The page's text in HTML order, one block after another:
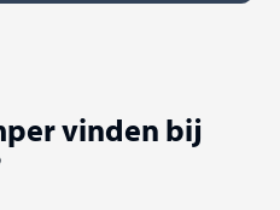
vinden bij